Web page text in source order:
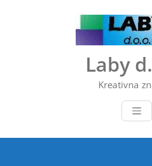
Laby
Kreativna